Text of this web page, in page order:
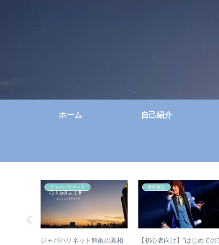
ホーム 自己紹介
ジャパハリネット
ジャパハリネット解散の真相
角松敏生
【初心者向け】”はじめての